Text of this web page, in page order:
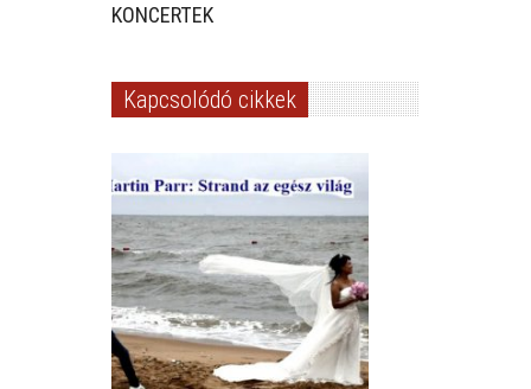
KONCERTEK
Kapcsolódó cikkek